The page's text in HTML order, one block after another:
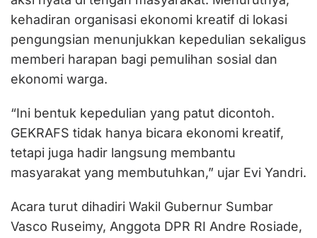
kehadiran organisasi ekonomi kreatif di lokasi
pengungsian menunjukkan kepedulian sekaligus
memberi harapan bagi pemulihan sosial dan
ekonomi warga.
“Ini bentuk kepedulian yang patut dicontoh.
GEKRAFS tidak hanya bicara ekonomi kreatif,
tetapi juga hadir langsung membantu
masyarakat yang membutuhkan,” ujar Evi Yandri.
Acara turut dihadiri Wakil Gubernur Sumbar
Vasco Ruseimy, Anggota DPR RI Andre Rosiade,